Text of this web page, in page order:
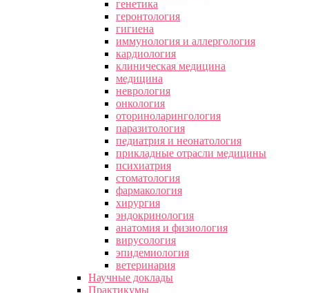
генетика
геронтология
гигиена
иммунология и аллергология
кардиология
клиническая медицина
медицина
неврология
онкология
оториноларингология
паразитология
педиатрия и неонатология
прикладные отрасли медицины
психиатрия
стоматология
фармакология
хирургия
эндокринология
анатомия и физиология
вирусология
эпидемиология
ветеринария
Научные доклады
Практикумы